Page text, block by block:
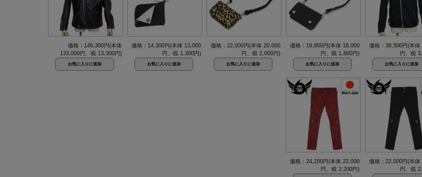
価格：146,300円(本体
133,000円、税 13,300円)
価格：14,300円(本体 13,000
円、税 1,300円)
価格：22,000円(本体 20,000
円、税 2,000円)
価格：19,800円(本体 18,000
円、税 1,800円)
価格：38,500円(本体
円、税
価格：24,200円(本体 22,000
円、税 2,200円)
価格：22,000円(本体
円、税